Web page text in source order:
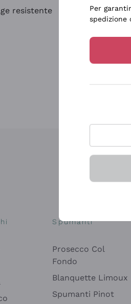
resistente
Spumanti
Prosecco Col
Fondo
Blanquette Limoux
Spumanti Pinot
Per
spedizione